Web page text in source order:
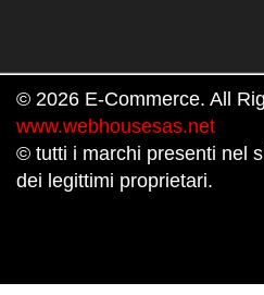
© 2026 E-Commerce. All
www.webhousesas.net
© tutti i marchi presenti nel
dei legittimi proprietari.